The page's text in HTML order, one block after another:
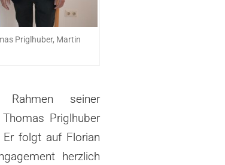
Priglhuber, Martin
seiner
Thomas Priglhuber
folgt auf Florian
herzlich